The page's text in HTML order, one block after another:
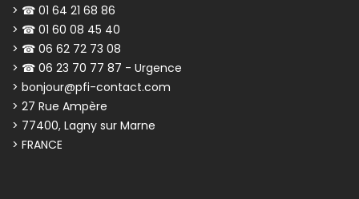
> ☎ 01 64 21 68 86
> ☎ 01 60 08 45 40
> ☎ 06 62 72 73 08
> ☎ 06 23 70 77 87 - Urgence
> bonjour@pfi-contact.com
> 27 Rue Ampère
> 77400, Lagny sur Marne
> FRANCE